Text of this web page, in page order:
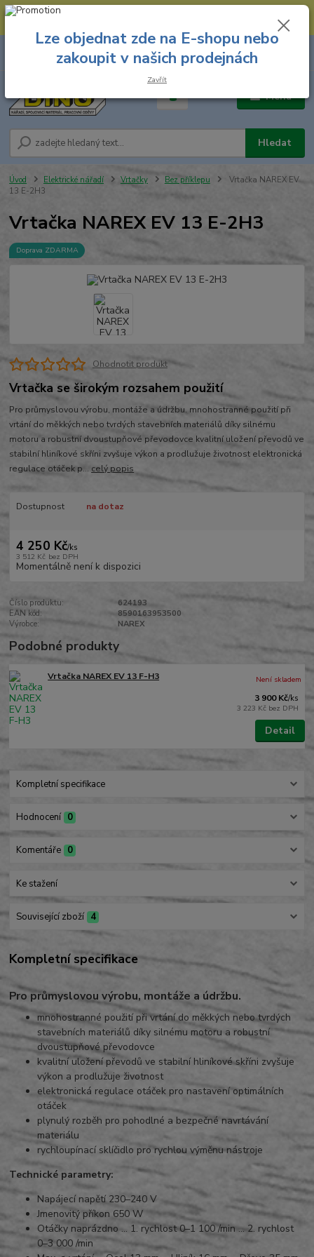
--- Spojovací materiál: 774 431 045 --- Prodejna nářadí: 731 449 423 --
Menu
Hledat
8.00 hod. - 16.00 hod.
za
Úvod Elektrické nářadí Vrtačky Bez příklepu
Vrtačka NAREX EV
13 E-2H3
Vrtačka NAREX EV 13 E-2H3
Doprava ZDARMA
Ohodnotit produkt
Vrtačka se širokým rozsahem použití
Pro průmyslovou výrobu, montáže a údržbu. mnohostranné použití při
vrtání do měkkých nebo tvrdých stavebních materiálů díky silnému
motoru a robustní dvoustupňové převodovce kvalitní uložení převodů ve
stabilní hliníkové skříni zvyšuje výkon a prodlužuje životnost elektronická
regulace otáček p... celý popis
Dostupnost na dotaz
4 250 Kč/ks
3 512 Kč bez DPH
Momentálně není k dispozici
Číslo produktu:
624193
EAN kód:
8590163953500
Výrobce:
NAREX
Podobné produkty
Vrtačka NAREX EV 13 F-H3
3 900 Kč/ks
3 223 Kč bez DPH
Není skladem
Detail
Kompletní specifikace
Hodnocení 0
Komentáře 0
Ke stažení
Související zboží 4
Kompletní specifikace
Pro průmyslovou výrobu, montáže a údržbu.
mnohostranné použití při vrtání do měkkých nebo tvrdých
stavebních materiálů díky silnému motoru a robustní
dvoustupňové převodovce
kvalitní uložení převodů ve stabilní hliníkové skříni zvyšuje
výkon a prodlužuje životnost
elektronická regulace otáček pro nastavení optimálních
otáček
plynulý rozběh pro pohodlné a bezpečné navrtávání
materiálu
rychloupínací sklíčidlo pro rychlou výměnu nástroje
Technické parametry:
Napájecí napětí 230–240 V
Jmenovitý příkon 650 W
Otáčky naprázdno … 1. rychlost 0–1 100 /min … 2. rychlost
0–3 000 /min
Lze objednat zde na E-shopu nebo
zakoupit v našich prodejnách
Zavřít